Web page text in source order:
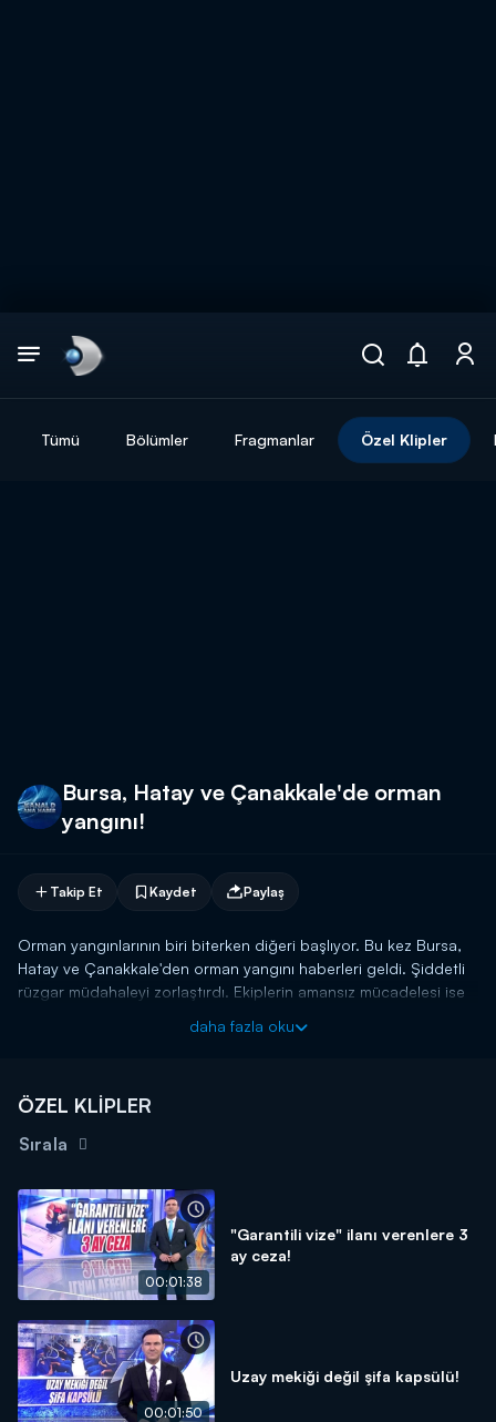
Tümü Bölümler Fragmanlar Özel Klipler
Bursa, Hatay ve Çanakkale'de orman
yangını!
Takip Et Kaydet Paylaş
Orman yangınlarının biri biterken diğeri başlıyor. Bu kez Bursa,
Hatay ve Çanakkale'den orman yangını haberleri geldi. Şiddetli
rüzgar müdahaleyi zorlaştırdı. Ekiplerin amansız mücadelesi ise
daha fazla oku
ÖZEL KLİPLER
Sırala
00:01:38
"Garantili vize" ilanı verenlere 3
ay ceza!
00:01:50
Uzay mekiği değil şifa kapsülü!